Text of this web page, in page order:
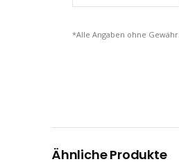
*Alle Angaben ohne Gewähr.
Ähnliche Produkte